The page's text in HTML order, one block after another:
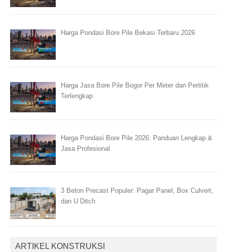
Harga Pondasi Bore Pile Bekasi Terbaru 2026
Harga Jasa Bore Pile Bogor Per Meter dan Pertitik
Terlengkap
Harga Pondasi Bore Pile 2026: Panduan Lengkap &
Jasa Profesional
3 Beton Precast Populer: Pagar Panel, Box Culvert,
dan U Ditch
ARTIKEL KONSTRUKSI